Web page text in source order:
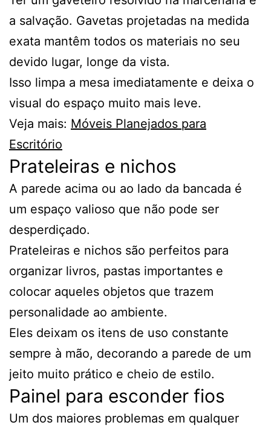
a salvação. Gavetas projetadas na medida
exata mantêm todos os materiais no seu
devido lugar, longe da vista.
Isso limpa a mesa imediatamente e deixa o
visual do espaço muito mais leve.
Veja mais: Móveis Planejados para
Escritório
Prateleiras e nichos
A parede acima ou ao lado da bancada é
um espaço valioso que não pode ser
desperdiçado.
Prateleiras e nichos são perfeitos para
organizar livros, pastas importantes e
colocar aqueles objetos que trazem
personalidade ao ambiente.
Eles deixam os itens de uso constante
sempre à mão, decorando a parede de um
jeito muito prático e cheio de estilo.
Painel para esconder fios
Um dos maiores problemas em qualquer